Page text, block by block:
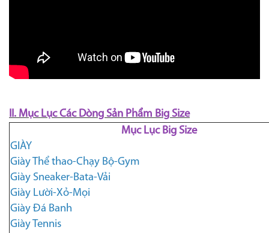
II. Mục Lục Các Dòng Sản Phẩm Big Size
Mục Lục Big Size
GIÀY
Giày Thể thao-Chạy Bộ-Gym
Giày Sneaker-Bata-Vải
Giày Lười-Xỏ-Mọi
Giày Đá Banh
Giày Tennis